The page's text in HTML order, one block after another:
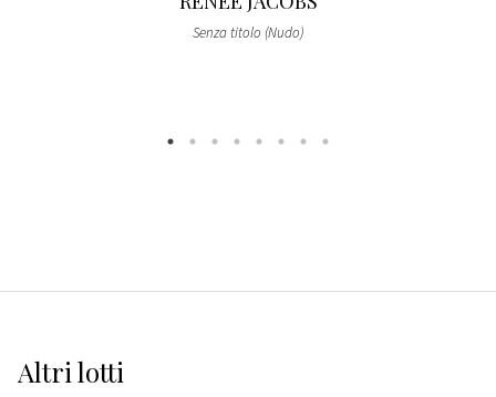
Senza titolo (Nudo)
Altrilotti